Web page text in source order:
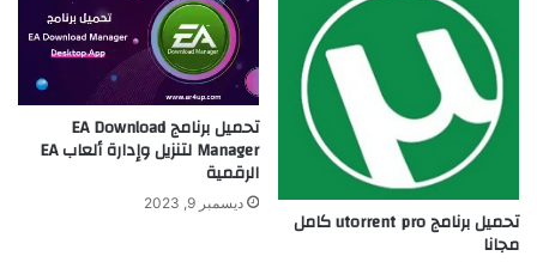
تحميل برنامج utorrent pro كامل
مجانا
تحميل برنامج EA Download
Manager لتنزيل وإدارة ألعاب EA
الرقمية
ديسمبر 9, 2023